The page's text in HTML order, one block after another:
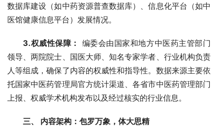
数据库建设（如中药资源普查数据库）、信息化平台（如中
医馆健康信息平台）发展情况。
3.权威性保障：
编委会由国家和地方中医药主管部门
领导、两院院士、国医大师、知名专家学者、行业机构负责
人等组成，确保了内容的权威性和指导性。数据来源主要依
托国家中医药管理局官方统计渠道、各省市中医药管理部门
上报、权威学术机构发布以及经过核实的行业信息。
三、 内容架构：包罗万象，体大思精